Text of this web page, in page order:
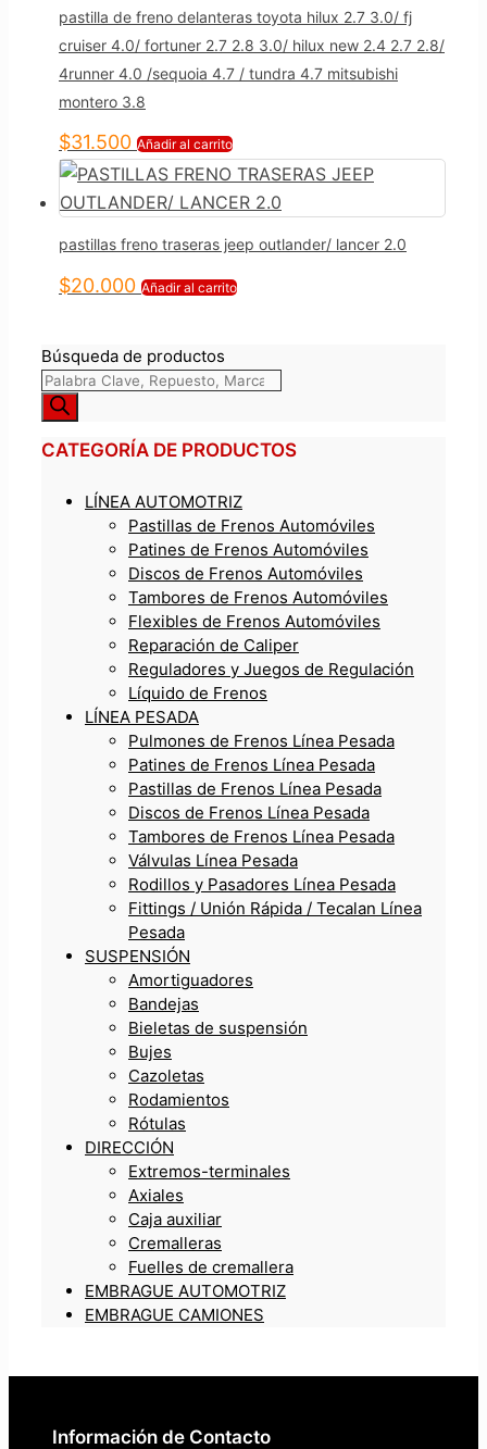
pastilla de freno delanteras toyota hilux 2.7 3.0/ fj
cruiser 4.0/ fortuner 2.7 2.8 3.0/ hilux new 2.4 2.7 2.8/
4runner 4.0 /sequoia 4.7 / tundra 4.7 mitsubishi
montero 3.8
$31.500 Añadir al carrito
pastillas freno traseras jeep outlander/ lancer 2.0
$20.000 Añadir al carrito
Búsqueda de productos
CATEGORÍA DE PRODUCTOS
LÍNEA AUTOMOTRIZ
Pastillas de Frenos Automóviles
Patines de Frenos Automóviles
Discos de Frenos Automóviles
Tambores de Frenos Automóviles
Flexibles de Frenos Automóviles
Reparación de Caliper
Reguladores y Juegos de Regulación
Líquido de Frenos
LÍNEA PESADA
Pulmones de Frenos Línea Pesada
Patines de Frenos Línea Pesada
Pastillas de Frenos Línea Pesada
Discos de Frenos Línea Pesada
Tambores de Frenos Línea Pesada
Válvulas Línea Pesada
Rodillos y Pasadores Línea Pesada
Fittings / Unión Rápida / Tecalan Línea
Pesada
SUSPENSIÓN
Amortiguadores
Bandejas
Bieletas de suspensión
Bujes
Cazoletas
Rodamientos
Rótulas
DIRECCIÓN
Extremos-terminales
Axiales
Caja auxiliar
Cremalleras
Fuelles de cremallera
EMBRAGUE AUTOMOTRIZ
EMBRAGUE CAMIONES
Información de Contacto